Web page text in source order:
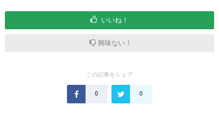
いいね！
興味ない！
この記事をシェア
0 0